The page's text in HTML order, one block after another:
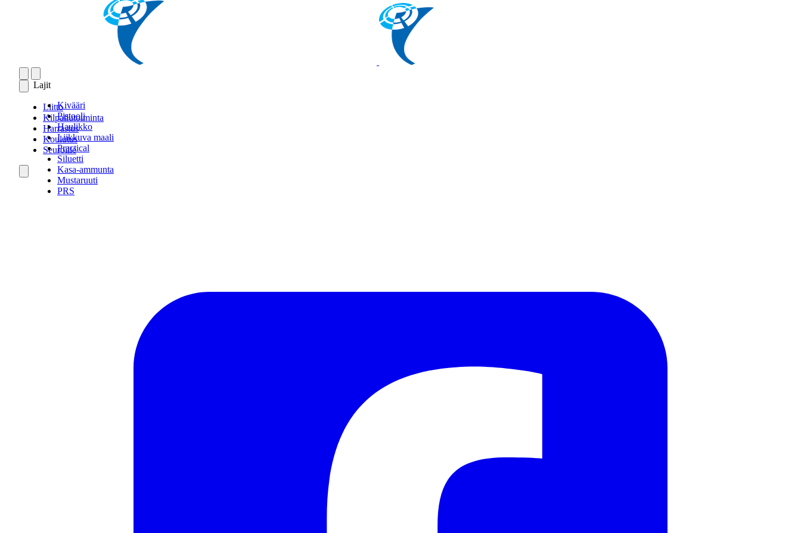
Lajit
Kivääri
Pistooli
Haulikko
Liikkuva maali
Practical
Siluetti
Kasa-ammunta
Mustaruuti
PRS
Liitto
Kilpailutoiminta
Harrastus
Koulutus
Seuroille